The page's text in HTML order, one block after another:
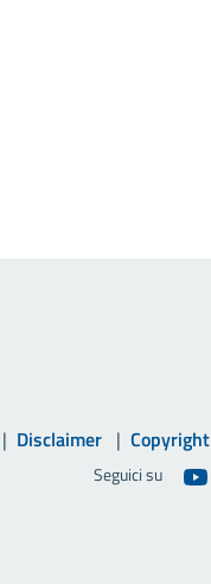
Disclaimer Copyright
Seguici su